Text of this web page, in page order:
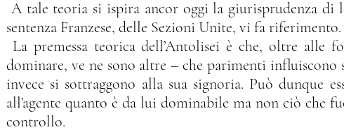
sentenza Franzese, delle Sezioni Unite, vi fa riferimento.
dominare, ve ne sono altre – che parimenti influiscono
invece si sottraggono alla sua signoria. Può dunque
all’agente quanto è da lui dominabile ma non ciò che
controllo.